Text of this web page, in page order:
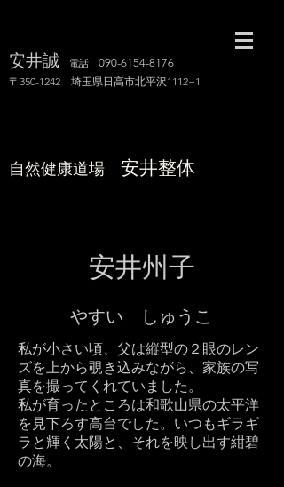
安井誠 電話 090-6154-8176
〒350-1242 埼玉県日高市北平沢1112−1
自然健康道場 安井整体
​安井州子
​やすい しゅうこ
私が小さい頃、父は縦型の２眼のレン
ズを上から覗き込みながら、家族の写
真を撮ってくれていました。
私が育ったところは和歌山県の太平洋
を見下ろす高台でした。いつもギラギ
ラと輝く太陽と、それを映し出す紺碧
の海。